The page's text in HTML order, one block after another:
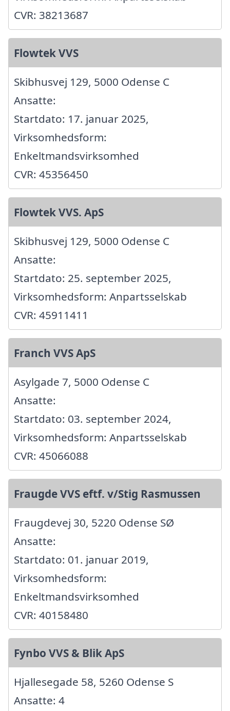
CVR: 38213687
Flowtek VVS
Skibhusvej 129, 5000 Odense C
Ansatte:
Startdato: 17. januar 2025,
Virksomhedsform:
Enkeltmandsvirksomhed
CVR: 45356450
Flowtek VVS. ApS
Skibhusvej 129, 5000 Odense C
Ansatte:
Startdato: 25. september 2025,
Virksomhedsform: Anpartsselskab
CVR: 45911411
Franch VVS ApS
Asylgade 7, 5000 Odense C
Ansatte:
Startdato: 03. september 2024,
Virksomhedsform: Anpartsselskab
CVR: 45066088
Fraugde VVS eftf. v/Stig Rasmussen
Fraugdevej 30, 5220 Odense SØ
Ansatte:
Startdato: 01. januar 2019,
Virksomhedsform:
Enkeltmandsvirksomhed
CVR: 40158480
Fynbo VVS & Blik ApS
Hjallesegade 58, 5260 Odense S
Ansatte: 4